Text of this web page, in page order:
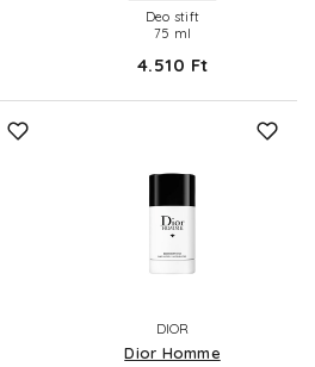
Deo stift
75 ml
4.510 Ft
DIOR
Dior Homme